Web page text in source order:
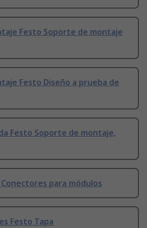
Festo Soporte de montaje
Festo Diseño a prueba de
Festo Soporte de montaje,
para módulos
Festo Tapa